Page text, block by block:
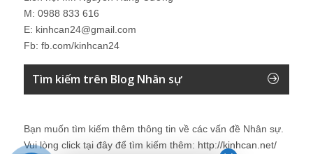
M: 0988 833 616
E: kinhcan24@gmail.com
Fb: fb.com/kinhcan24
Tìm kiếm trên Blog Nhân sự
Bạn muốn tìm kiếm thêm thông tin về các vấn đề Nhân sự
Vui lòng click tại đây để tìm kiếm thêm: http://kinhcan.net/